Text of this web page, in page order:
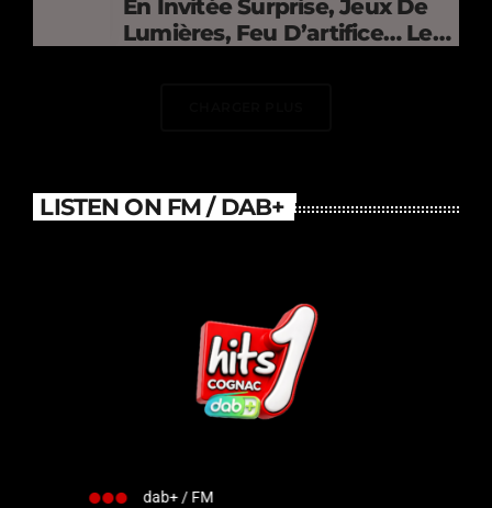
En Invitée Surprise, Jeux De
Lumières, Feu D’artifice… Le
LISTEN ON FM / DAB+
dab+ / FM